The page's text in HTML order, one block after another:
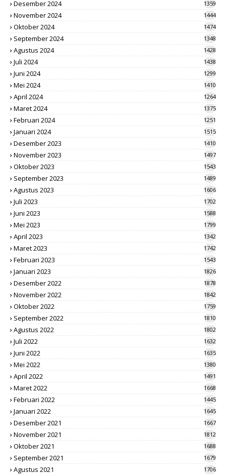
Desember 2024 1359
November 2024 1444
Oktober 2024 1474
September 2024 1348
Agustus 2024 1428
Juli 2024 1438
Juni 2024 1299
Mei 2024 1410
April 2024 1264
Maret 2024 1375
Februari 2024 1251
Januari 2024 1515
Desember 2023 1410
November 2023 1497
Oktober 2023 1543
September 2023 1489
Agustus 2023 1606
Juli 2023 1702
Juni 2023 1588
Mei 2023 1799
April 2023 1342
Maret 2023 1742
Februari 2023 1543
Januari 2023 1826
Desember 2022 1878
November 2022 1842
Oktober 2022 1759
September 2022 1810
Agustus 2022 1802
Juli 2022 1632
Juni 2022 1635
Mei 2022 1380
April 2022 1491
Maret 2022 1668
Februari 2022 1445
Januari 2022 1645
Desember 2021 1667
November 2021 1812
Oktober 2021 1688
September 2021 1679
Agustus 2021 1706